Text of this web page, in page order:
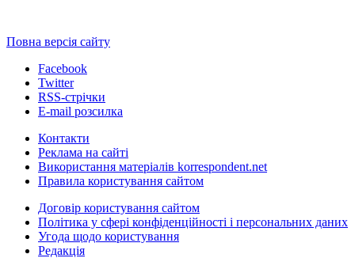
Повна версія сайту
Facebook
Twitter
RSS-стрічки
E-mail розсилка
Контакти
Реклама на сайті
Використання матеріалів korrespondent.net
Правила користування сайтом
Договір користування сайтом
Політика у сфері конфіденційності і персональних даних
Угода щодо користування
Редакція